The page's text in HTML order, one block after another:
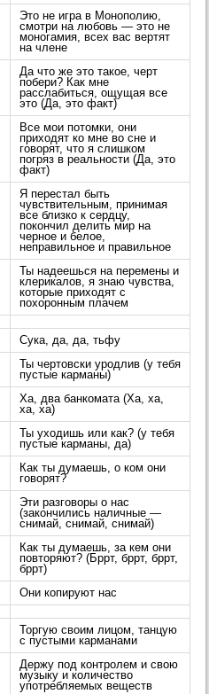
Это не игра в Монополию,
смотри на любовь — это не
моногамия, всех вас вертят
на члене
Да что же это такое, черт
побери? Как мне
расслабиться, ощущая все
это (Да, это факт)
Все мои потомки, они
приходят ко мне во сне и
говорят, что я слишком
погряз в реальности (Да, это
факт)
Я перестал быть
чувствительным, принимая
все близко к сердцу,
покончил делить мир на
черное и белое,
неправильное и правильное
Ты надеешься на перемены и
клерикалов, я знаю чувства,
которые приходят с
похоронным плачем
Сука, да, да, тьфу
Ты чертовски уродлив (у тебя
пустые карманы)
Ха, два банкомата (Ха, ха,
ха, ха)
Ты уходишь или как? (у тебя
пустые карманы, да)
Как ты думаешь, о ком они
говорят?
Эти разговоры о нас
(закончились наличные —
снимай, снимай, снимай)
Как ты думаешь, за кем они
повторяют? (Бррт, бррт, бррт,
бррт)
Они копируют нас
Торгую своим лицом, танцую
с пустыми карманами
Держу под контролем и свою
музыку и количество
употребляемых веществ